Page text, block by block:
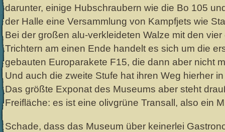
darunter, einige Hubschraubern wie die Bo 105
der Halle eine Versammlung von Kampfjets wie
Bei der großen alu-verkleideten Walze mit den
Trichtern am einen Ende handelt es sich um die
gebauten Europarakete F15, die dann aber nicht
Und auch die zweite Stufe hat ihren Weg hierher
Das größte Exponat des Museums aber steht
Freifläche: es ist eine olivgrüne Transall, also ein
Schade, dass das Museum über keinerlei